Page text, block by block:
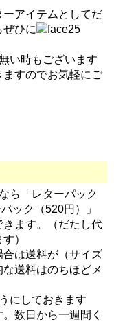
アイテムとしてだ
ぜひに
い時もございます
すのでお気軽にご
ら「レターパック
ック（520円）」
ます。（だたし代
）
合は送料が（サイズ
送料はのちほどメ
にしておきます
数日から一週間く